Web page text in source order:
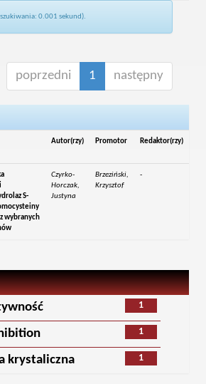
0.001 sekund).
poprzedni 1 następny
Autor(rzy) Promotor Redaktor(rzy)
S-
wybranych
Czyrko-
Horczak,
Justyna
Brzeziński,
Krzysztof
-
1
1
1
krystaliczna